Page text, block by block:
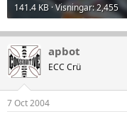
141.4 KB · Visningar: 2,455
apbot
ECC Crü
7 Oct 2004